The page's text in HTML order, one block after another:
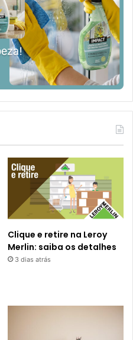
Clique e retire na Leroy
Merlin: saiba os detalhes
3 dias atrás